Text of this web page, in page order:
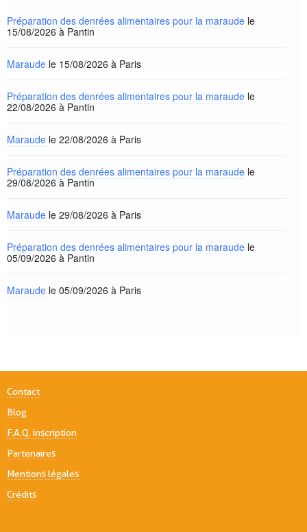
Préparation des denrées alimentaires pour la maraude le
15/08/2026 à Pantin
Maraude le 15/08/2026 à Paris
Préparation des denrées alimentaires pour la maraude le
22/08/2026 à Pantin
Maraude le 22/08/2026 à Paris
Préparation des denrées alimentaires pour la maraude le
29/08/2026 à Pantin
Maraude le 29/08/2026 à Paris
Préparation des denrées alimentaires pour la maraude le
05/09/2026 à Pantin
Maraude le 05/09/2026 à Paris
Contact
Blog
F.A.Q. inscription
Partenaires
Mentions légales
Crédits